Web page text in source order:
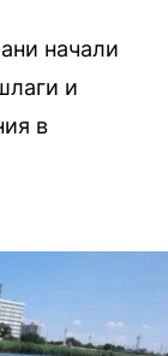
начали
и
в